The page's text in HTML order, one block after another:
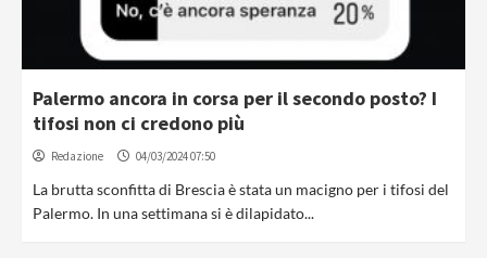
Palermo ancora in corsa per il secondo posto? I
tifosi non ci credono più
Redazione 04/03/2024 07:50
La brutta sconfitta di Brescia è stata un macigno per i tifosi del
Palermo. In una settimana si è dilapidato...